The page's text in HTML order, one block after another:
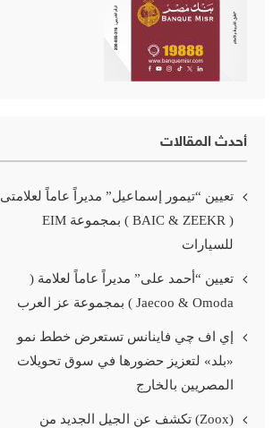
أحدث المقالات
تعيين “تيمور إسماعيل” مديراً عاماً لعلامتى
( BAIC & ZEEKR ) بمجموعة EIM
للسيارات
تعيين “أحمد على” مديراً عاماً لعلامة (
Jaecoo & Omoda ) بمجموعة عز العرب
إي اف چي فاينانس تستعرض خطط نمو
«بلد» لتعزيز حضورها في سوق تحويلات
المصريين بالخارج
(Zoox) تكشف عن الجيل الجديد من